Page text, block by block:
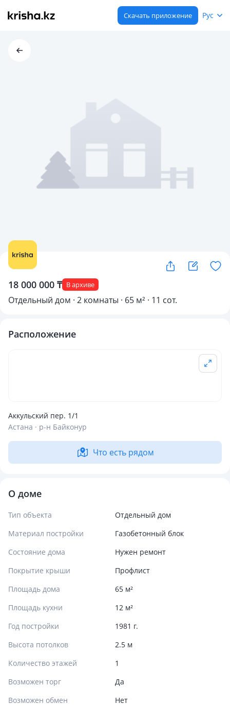
Скачать приложение Рус
18 000 000 ₸ В архиве
Отдельный дом · 2 комнаты · 65 м² · 11 сот.
Расположение
Аккульский пер. 1/1
Астана · р-н Байконур
Что есть рядом
О доме
Тип объекта
Отдельный дом
Материал постройки
Газобетонный блок
Состояние дома
Нужен ремонт
Покрытие крыши
Профлист
Площадь дома
65 м²
Площадь кухни
12 м²
Год постройки
1981 г.
Высота потолков
2.5 м
Количество этажей
1
Возможен торг
Да
Возможен обмен
Нет